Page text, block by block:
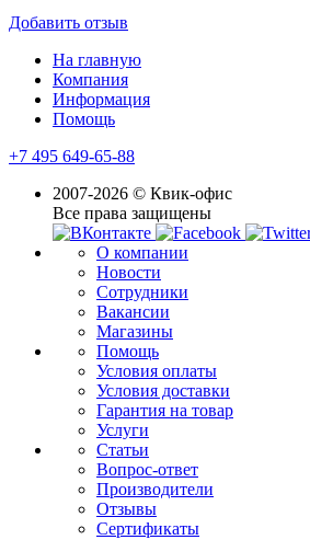
Добавить отзыв
На главную
Компания
Информация
Помощь
+7 495 649-65-88
2007-2026 © Квик-офис
Все права защищены
О компании
Новости
Сотрудники
Вакансии
Магазины
Помощь
Условия оплаты
Условия доставки
Гарантия на товар
Услуги
Статьи
Вопрос-ответ
Производители
Отзывы
Сертификаты